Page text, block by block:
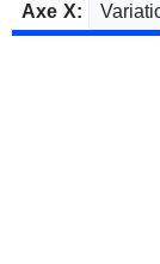
Axe X: